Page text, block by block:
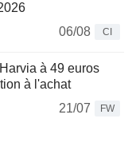
06/08
CI
à 49 euros
à l'achat
21/07
FW